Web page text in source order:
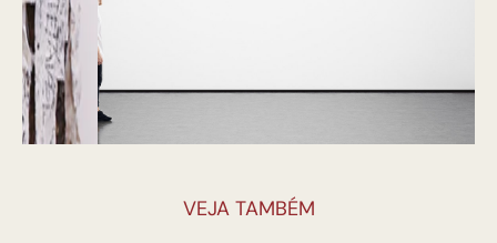
VEJA TAMBÉM